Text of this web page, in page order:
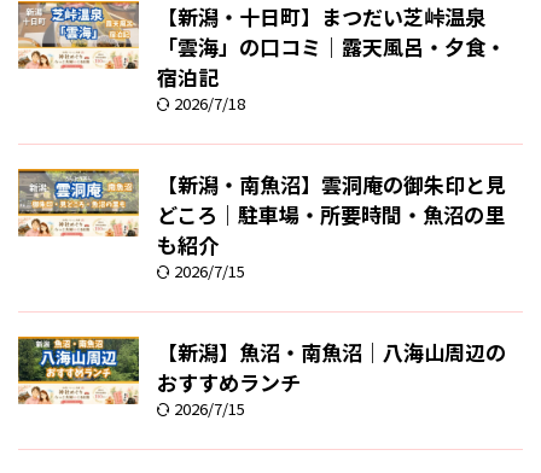
【新潟・十日町】まつだい芝峠温泉
「雲海」の口コミ｜露天風呂・夕食・
宿泊記
2026/7/18
【新潟・南魚沼】雲洞庵の御朱印と見
どころ｜駐車場・所要時間・魚沼の里
も紹介
2026/7/15
【新潟】魚沼・南魚沼｜八海山周辺の
おすすめランチ
2026/7/15